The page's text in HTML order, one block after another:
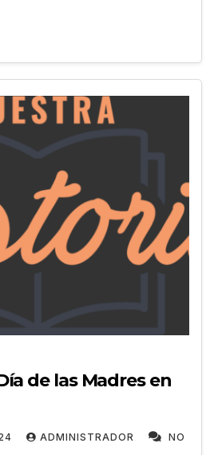
de las Madres en
ADMINISTRADOR NO